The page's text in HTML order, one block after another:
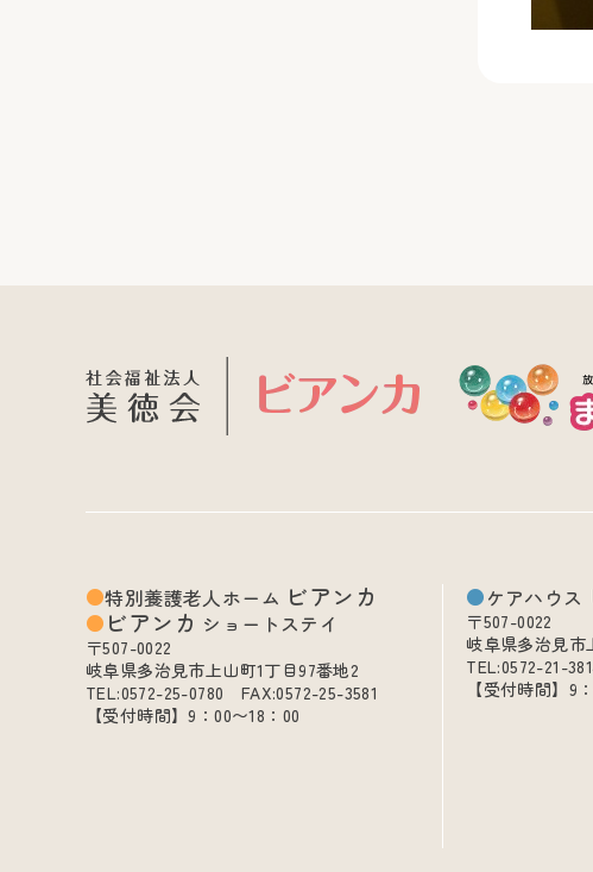
特別養護老人ホーム ビアンカ
ビアンカ ショートステイ
〒507-0022
岐阜県多治見市上山町1丁目97番地2
TEL:0572-25-0780 FAX:0572-25-3581
【受付時間】9：00〜18：00
ケアハウス
〒507-0022
岐阜県多治見市
TEL:0572-21-
【受付時間】9